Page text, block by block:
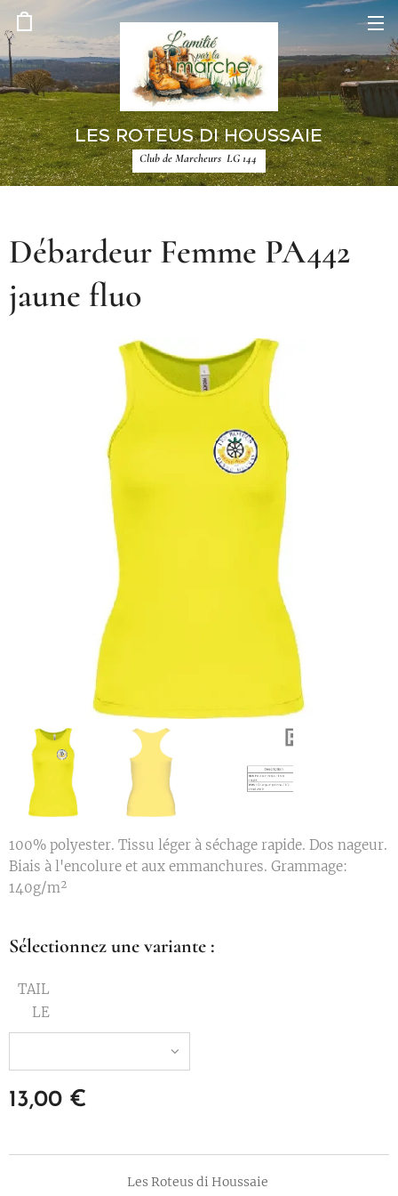
LES ROTEUS DI HOUSSAIE
Club de Marcheurs LG 144
Débardeur Femme PA442
jaune fluo
100% polyester. Tissu léger à séchage rapide. Dos nageur.
Biais à l'encolure et aux emmanchures. Grammage:
140g/m²
Sélectionnez une variante :
TAIL
LE
13,00 €
Les Roteus di Houssaie